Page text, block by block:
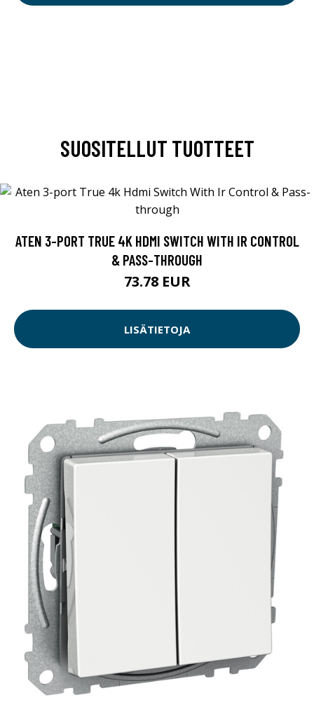
SUOSITELLUT TUOTTEET
ATEN 3-PORT TRUE 4K HDMI SWITCH WITH IR CONTROL
& PASS-THROUGH
73.78 EUR
LISÄTIETOJA